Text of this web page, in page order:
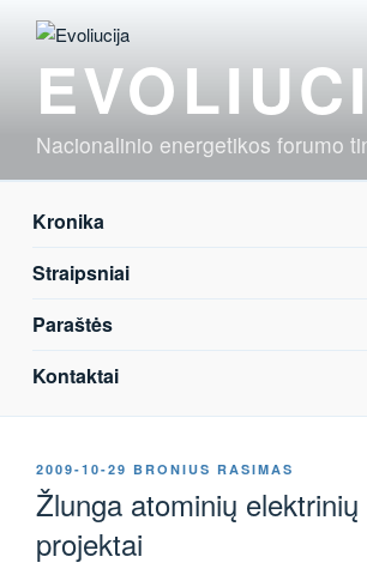
turinio
Nacionalinio energetikos forumo
Kronika
Straipsniai
Paraštės
Kontaktai
PASKELBTA
2009-10-29 BRONIUS RASIMAS
Žlunga atominių
projektai